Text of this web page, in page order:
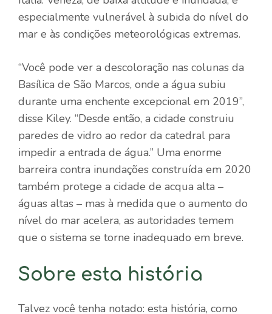
especialmente vulnerável à subida do nível do
mar e às condições meteorológicas extremas.
“Você pode ver a descoloração nas colunas da
Basílica de São Marcos, onde a água subiu
durante uma enchente excepcional em 2019”,
disse Kiley. “Desde então, a cidade construiu
paredes de vidro ao redor da catedral para
impedir a entrada de água.” Uma enorme
barreira contra inundações construída em 2020
também protege a cidade de acqua alta –
águas altas – mas à medida que o aumento do
nível do mar acelera, as autoridades temem
que o sistema se torne inadequado em breve.
Sobre esta história
Talvez você tenha notado: esta história, como